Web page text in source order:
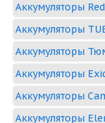
Аккумуляторы
Аккумуляторы
Аккумуляторы
Аккумуляторы
Аккумуляторы
Аккумуляторы